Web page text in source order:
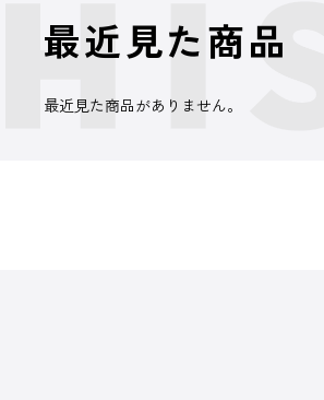
最近見た商品
最近見た商品がありません。